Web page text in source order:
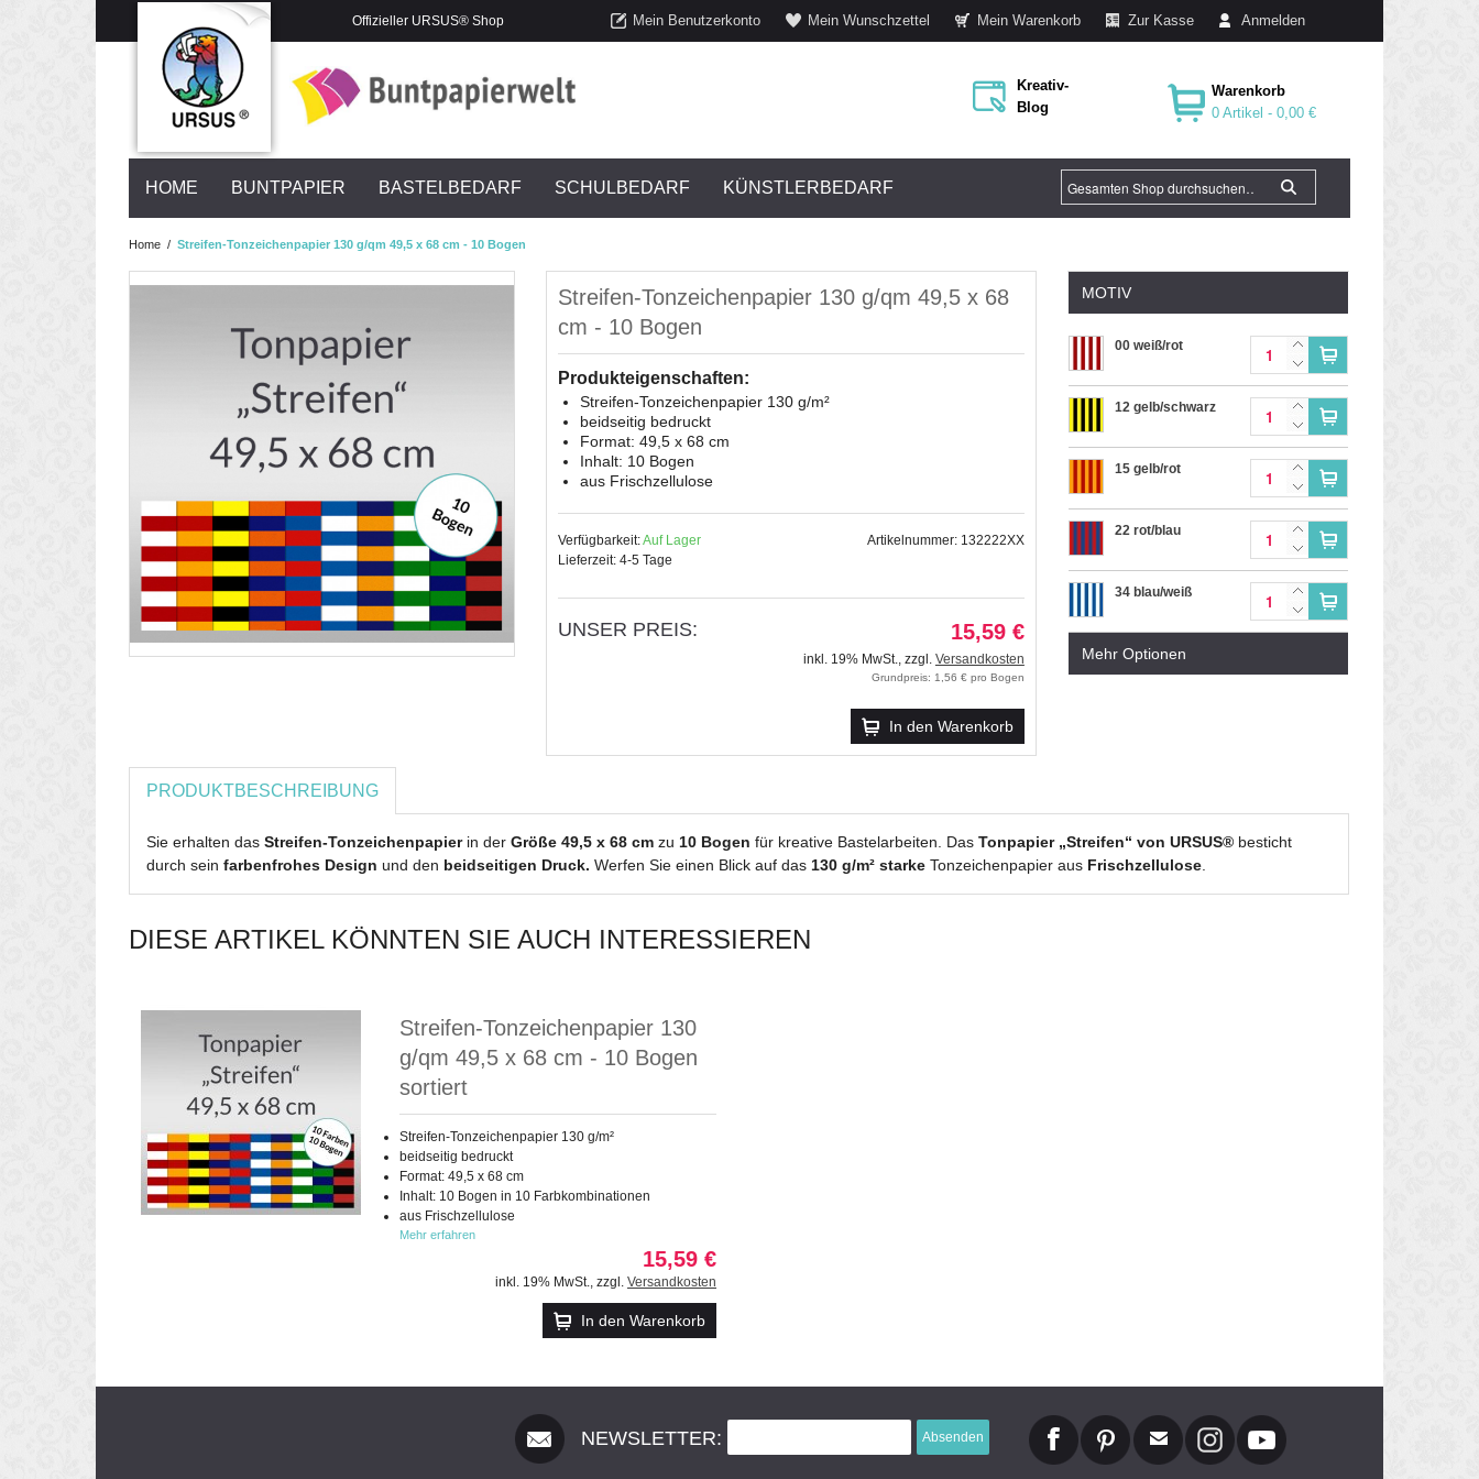
Offizieller URSUS® Shop Mein Benutzerkonto Mein Wunschzettel Mein Warenkorb Zur Kasse Anmelden
Kreativ-
Blog
Warenkorb
0 Artikel -0,00 €
HOME BUNTPAPIER BASTELBEDARF SCHULBEDARF KÜNSTLERBEDARF
Home / Streifen-Tonzeichenpapier 130 g/qm 49,5 x 68 cm - 10 Bogen
Streifen-Tonzeichenpapier 130 g/qm 49,5 x 68
cm - 10 Bogen
Produkteigenschaften:
Streifen-Tonzeichenpapier 130 g/m²
beidseitig bedruckt
Format: 49,5 x 68 cm
Inhalt: 10 Bogen
aus Frischzellulose
Verfügbarkeit:Auf Lager
Lieferzeit: 4-5 Tage
Artikelnummer: 132222XX
UNSER PREIS: 15,59 €
inkl. 19% MwSt., zzgl. Versandkosten
Grundpreis: 1,56 € pro Bogen
In den Warenkorb
MOTIV
00 weiß/rot
12 gelb/schwarz
15 gelb/rot
22 rot/blau
34 blau/weiß
39 blau/gelb
58 grün/blau
Mehr Optionen
PRODUKTBESCHREIBUNG
Sie erhalten das Streifen-Tonzeichenpapierin der Größe 49,5 x 68 cm zu 10 Bogen für kreative Bastelarbeiten. Das Tonpapier „Streifen“ von URSUS® besticht
durch sein farbenfrohes Design und den beidseitigen Druck. Werfen Sie einen Blick auf das 130 g/m² starke Tonzeichenpapier aus Frischzellulose
DIESE ARTIKEL KÖNNTEN SIE AUCH INTERESSIEREN
Streifen-Tonzeichenpapier 130
g/qm 49,5 x 68 cm - 10 Bogen
sortiert
Streifen-Tonzeichenpapier 130 g/m²
beidseitig bedruckt
Format: 49,5 x 68 cm
Inhalt: 10 Bogen in 10 Farbkombinationen
aus Frischzellulose
Mehr erfahren
15,59 €
inkl. 19% MwSt., zzgl. Versandkosten
In den Warenkorb
NEWSLETTER: Absenden